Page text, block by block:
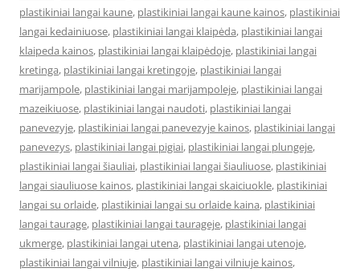
plastikiniai langai kaune, plastikiniai langai kaune kainos, plastikiniai
langai kedainiuose, plastikiniai langai klaipėda, plastikiniai langai
klaipeda kainos, plastikiniai langai klaipėdoje, plastikiniai langai
kretinga, plastikiniai langai kretingoje, plastikiniai langai
marijampole, plastikiniai langai marijampoleje, plastikiniai langai
mazeikiuose, plastikiniai langai naudoti, plastikiniai langai
panevezyje, plastikiniai langai panevezyje kainos, plastikiniai langai
panevezys, plastikiniai langai pigiai, plastikiniai langai plungeje,
plastikiniai langai šiauliai, plastikiniai langai šiauliuose, plastikiniai
langai siauliuose kainos, plastikiniai langai skaiciuokle, plastikiniai
langai su orlaide, plastikiniai langai su orlaide kaina, plastikiniai
langai taurage, plastikiniai langai taurageje, plastikiniai langai
ukmerge, plastikiniai langai utena, plastikiniai langai utenoje,
plastikiniai langai vilniuje, plastikiniai langai vilniuje kainos,